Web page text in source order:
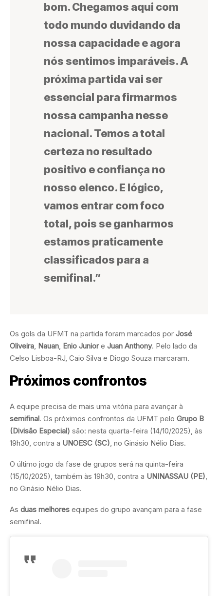
bom. Chegamos aqui com
todo mundo duvidando da
nossa capacidade e agora
nós sentimos imparáveis. A
próxima partida vai ser
essencial para firmarmos
nossa campanha nesse
nacional. Temos a total
certeza no resultado
positivo e confiança no
nosso elenco. E lógico,
vamos entrar com foco
total, pois se ganharmos
estamos praticamente
classificados para a
semifinal.”
Os gols da UFMT na partida foram marcados por José
Oliveira Nauan Enio Juniore Juan Anthony. Pelo lado da
Celso Lisboa-RJ, Caio Silva e Diogo Souza marcaram.
Próximos confrontos
A equipe precisa de mais uma vitória para avançar à
semifinal. Os próximos confrontos da UFMT pelo Grupo B
(Divisão Especial) são: nesta quarta-feira (14/10/2025), às
19h30, contra a UNOESC (SC) , no Ginásio Nélio Dias.
O último jogo da fase de grupos será na quinta-feira
(15/10/2025), também às 19h30, contra a UNINASSAU (PE)
no Ginásio Nélio Dias.
As duas melhores equipes do grupo avançam para a fase
semifinal.